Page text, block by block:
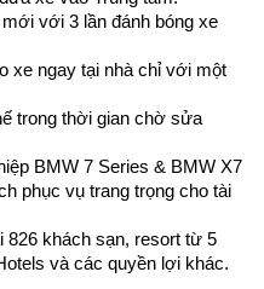
với 3 lần đánh bóng xe
xe ngay tại nhà chỉ với một
trong thời gian chờ sửa
BMW 7 Series & BMW X7
phục vụ trang trọng cho tài
826 khách sạn, resort từ 5
và các quyền lợi khác.